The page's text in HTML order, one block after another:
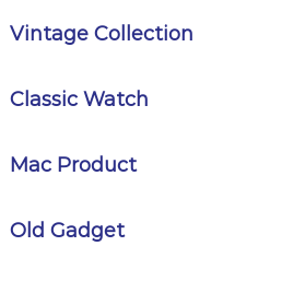
Vintage Collection
Classic Watch
Mac Product
Old Gadget